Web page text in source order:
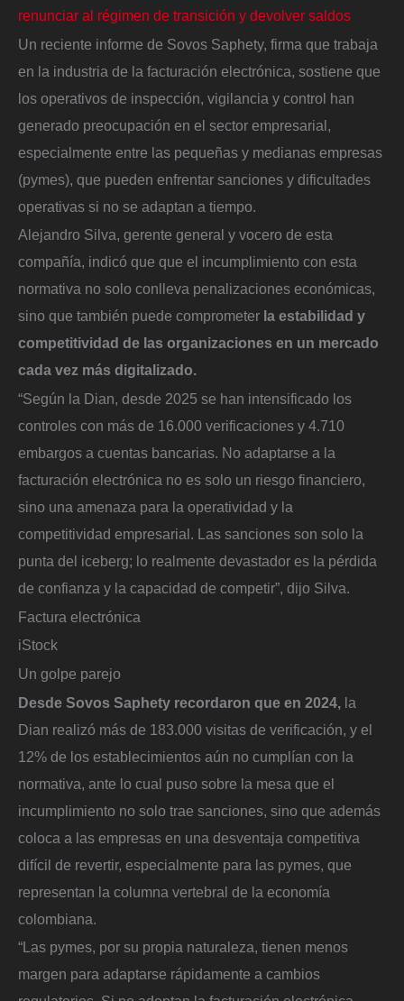
renunciar al régimen de transición y devolver saldos
Un reciente informe de Sovos Saphety, firma que trabaja
en la industria de la facturación electrónica, sostiene que
los operativos de inspección, vigilancia y control han
generado preocupación en el sector empresarial,
especialmente entre las pequeñas y medianas empresas
(pymes), que pueden enfrentar sanciones y dificultades
operativas si no se adaptan a tiempo.
Alejandro Silva, gerente general y vocero de esta
compañía, indicó que que el incumplimiento con esta
normativa no solo conlleva penalizaciones económicas,
sino que también puede comprometer la estabilidad y
competitividad de las organizaciones en un mercado
cada vez más digitalizado.
“Según la Dian, desde 2025 se han intensificado los
controles con más de 16.000 verificaciones y 4.710
embargos a cuentas bancarias. No adaptarse a la
facturación electrónica no es solo un riesgo financiero,
sino una amenaza para la operatividad y la
competitividad empresarial. Las sanciones son solo la
punta del iceberg; lo realmente devastador es la pérdida
de confianza y la capacidad de competir”, dijo Silva.
Factura electrónica
iStock
Un golpe parejo
Desde Sovos Saphety recordaron que en 2024, la
Dian realizó más de 183.000 visitas de verificación, y el
12% de los establecimientos aún no cumplían con la
normativa, ante lo cual puso sobre la mesa que el
incumplimiento no solo trae sanciones, sino que además
coloca a las empresas en una desventaja competitiva
difícil de revertir, especialmente para las pymes, que
representan la columna vertebral de la economía
colombiana.
“Las pymes, por su propia naturaleza, tienen menos
margen para adaptarse rápidamente a cambios